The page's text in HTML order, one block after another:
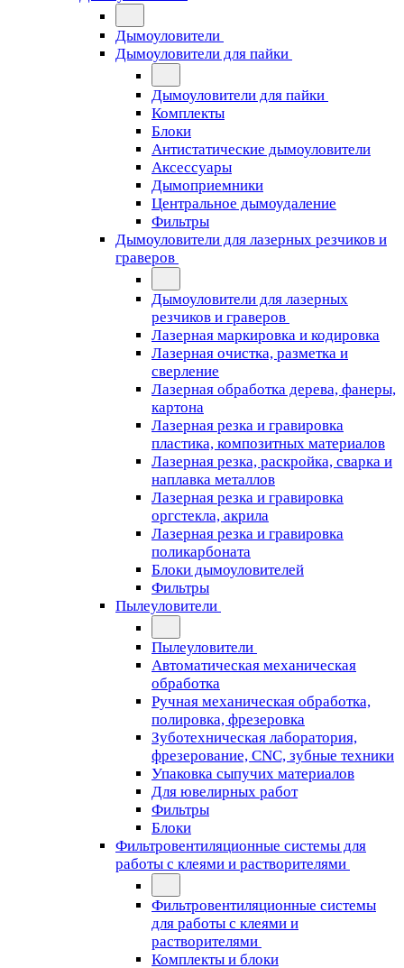
Дымоуловители
Дымоуловители для пайки
Дымоуловители для пайки
Комплекты
Блоки
Антистатические дымоуловители
Аксессуары
Дымоприемники
Центральное дымоудаление
Фильтры
Дымоуловители для лазерных резчиков и
граверов
Дымоуловители для лазерных
резчиков и граверов
Лазерная маркировка и кодировка
Лазерная очистка, разметка и
сверление
Лазерная обработка дерева, фанеры,
картона
Лазерная резка и гравировка
пластика, композитных материалов
Лазерная резка, раскройка, сварка и
наплавка металлов
Лазерная резка и гравировка
оргстекла, акрила
Лазерная резка и гравировка
поликарбоната
Блоки дымоуловителей
Фильтры
Пылеуловители
Пылеуловители
Автоматическая механическая
обработка
Ручная механическая обработка,
полировка, фрезеровка
Зуботехническая лаборатория,
фрезерование, CNC, зубные техники
Упаковка сыпучих материалов
Для ювелирных работ
Фильтры
Блоки
Фильтровентиляционные системы для
работы с клеями и растворителями
Фильтровентиляционные системы
для работы с клеями и
растворителями
Комплекты и блоки